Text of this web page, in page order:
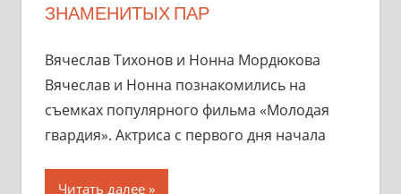
ЗНАМЕНИТЫХ ПАР
Вячеслав Тихонов и Нонна Мордюкова
Вячеслав и Нонна познакомились на
съемках популярного фильма «Молодая
гвардия». Актриса с первого дня начала
Читать далее